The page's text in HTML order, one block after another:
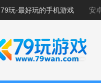
79玩-最好玩的手机游戏 安